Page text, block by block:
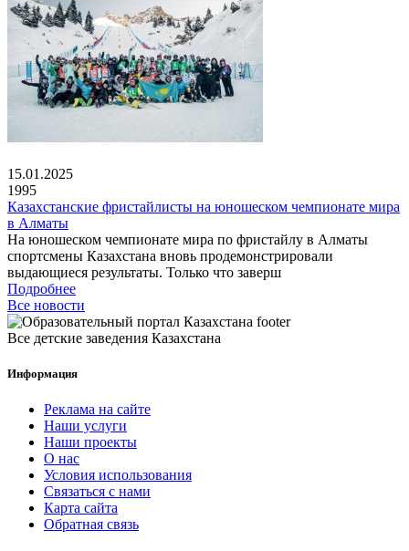
15.01.2025
1995
Казахстанские фристайлисты на юношеском чемпионате мира
в Алматы
На юношеском чемпионате мира по фристайлу в Алматы
спортсмены Казахстана вновь продемонстрировали
выдающиеся результаты. Только что заверш
Подробнее
Все новости
Все детские заведения Казахстана
Информация
Реклама на сайте
Наши услуги
Наши проекты
О нас
Условия использования
Связаться с нами
Карта сайта
Обратная связь